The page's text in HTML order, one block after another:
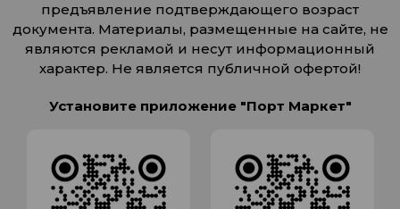
предъявление подтверждающего возраст
документа. Материалы, размещенные на сайте, не
являются рекламой и несут информационный
характер. Не является публичной офертой!
Установите приложение "Порт Маркет"